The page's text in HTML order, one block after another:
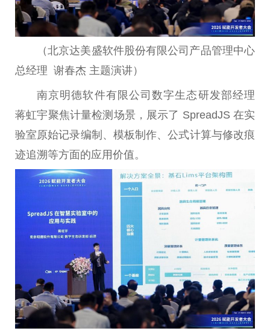
（北京达美盛软件股份有限公司产品管理中心
总经理 谢春杰 主题演讲）
南京明德软件有限公司数字生态研发部经理
蒋虹宇聚焦计量检测场景，展示了 SpreadJS 在实
验室原始记录编制、模板制作、公式计算与修改痕
迹追溯等方面的应用价值。